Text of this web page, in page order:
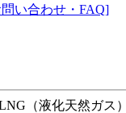
い合わせ・FAQ]
（液化天然ガス